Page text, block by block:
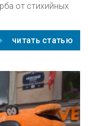
от стихийных
читать статью